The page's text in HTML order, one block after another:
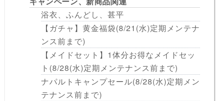
浴衣、ふんどし、甚平
【ガチャ】黄金福袋(8/21(水)定期メンテナ
ンス前まで)
【メイドセット】1体分お得なメイドセッ
ト(8/28(水)定期メンテナンス前まで)
ナパルトキャンプセール(8/28(水)定期メン
テナンス前まで)